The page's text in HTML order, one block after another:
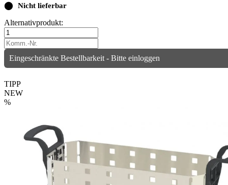
⬤ Nicht lieferbar
Alternativprodukt:
Eingeschränkte Bestellbarkeit - Bitte einloggen
TIPP
NEW
%